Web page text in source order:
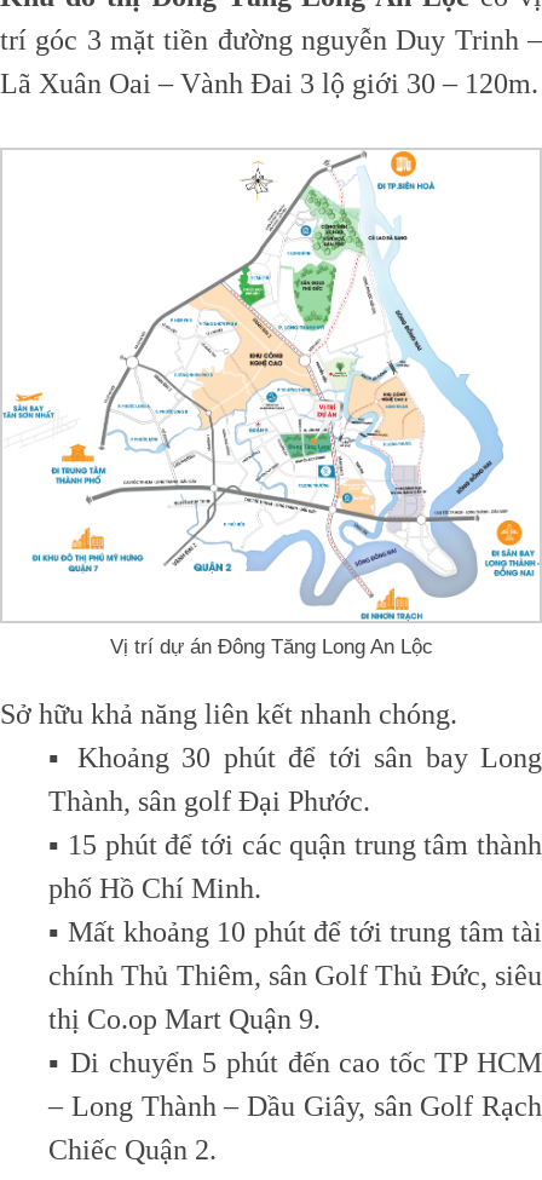
trí góc 3 mặt tiền đường nguyễn Duy Trinh –
Lã Xuân Oai – Vành Đai 3 lộ giới 30 – 120m.
Vị trí dự án Đông Tăng Long An Lộc
Sở hữu khả năng liên kết nhanh chóng.
▪️ Khoảng 30 phút để tới sân bay Long
Thành, sân golf Đại Phước.
▪️ 15 phút để tới các quận trung tâm thành
phố Hồ Chí Minh.
▪️ Mất khoảng 10 phút để tới trung tâm tài
chính Thủ Thiêm, sân Golf Thủ Đức, siêu
thị Co.op Mart Quận 9.
▪️ Di chuyển 5 phút đến cao tốc TP HCM
– Long Thành – Dầu Giây, sân Golf Rạch
Chiếc Quận 2.